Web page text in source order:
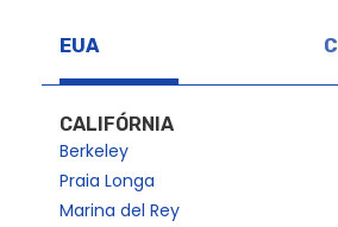
https://dev2.cityexperiences.com/
https://dev2.cityexperiences.com/
EUA
CALIFÓRNIA
Berkeley
Praia Longa
Marina del Rey